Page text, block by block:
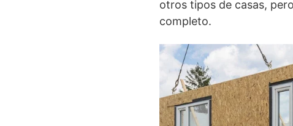
otros tipos de casas,
completo.